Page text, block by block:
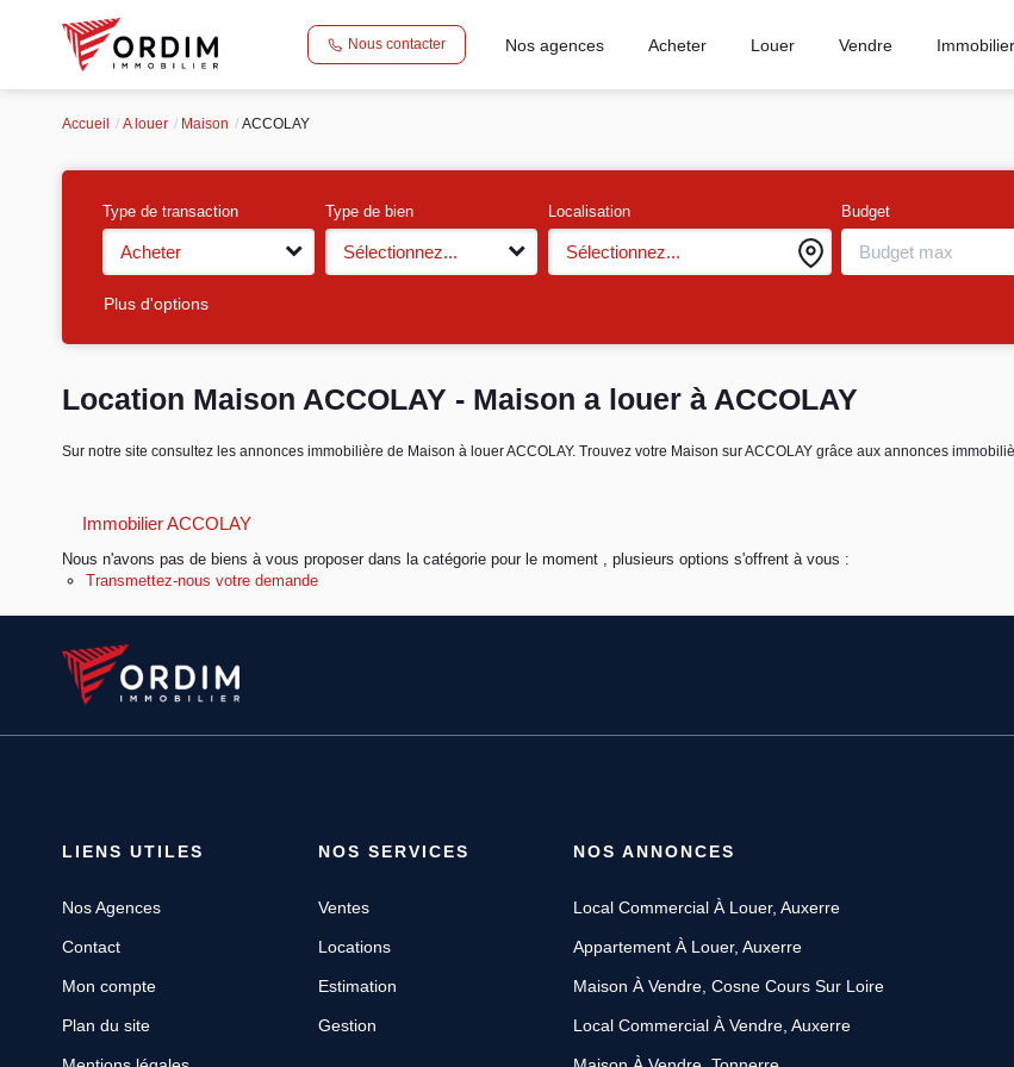
Nous contacter Nos agences Acheter Louer Vendre
Accueil A louer Maison ACCOLAY
Type de transaction
Acheter
Type de bien
Sélectionnez...
Localisation
Sélectionnez...
Budget
Plus d'options
Location Maison ACCOLAY - Maison a louer à ACCOLAY
Sur notre site consultez les annonces immobilière de Maison à louer ACCOLAY. Trouvez votre Maison sur ACCOLAY grâce aux annonces
Immobilier ACCOLAY
Nous n'avons pas de biens à vous proposer dans la catégorie pour le moment , plusieurs options s'offrent à vous :
Transmettez-nous votre demande
LIENS UTILES
Nos Agences
Contact
Mon compte
Plan du site
NOS SERVICES
Ventes
Locations
Estimation
Gestion
NOS ANNONCES
Local Commercial À Louer, Auxerre
Appartement À Louer, Auxerre
Maison À Vendre, Cosne Cours Sur Loire
Local Commercial À Vendre, Auxerre